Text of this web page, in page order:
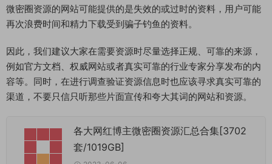
微密圈资源的网站可能提供的是失效的或过时的资料，用户可能
再次浪费时间和精力下载受到骗子钓鱼的资料。
因此，我们建议大家在需要资源时尽量选择正规、可靠的来源，
例如官方文档、权威网站或者真实可靠的行业专家分享发布的内
容等。同时，在进行调查验证资源信息时也应该寻求真实可靠的
渠道，不要只信只听那些片面宣传和夸大其词的网站和资源。
各大网红博主微密圈资源汇总合集[3702
套/1019GB]